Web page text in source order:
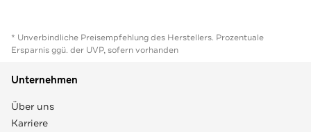
* Unverbindliche Preisempfehlung des Herstellers. Prozentuale
Ersparnis ggü. der UVP, sofern vorhanden
Unternehmen
Über uns
Karriere